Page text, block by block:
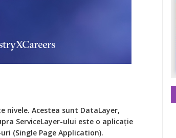
Acestea sunt DataLayer,
ServiceLayer-ului este o aplicaţie
(Single Page Application).